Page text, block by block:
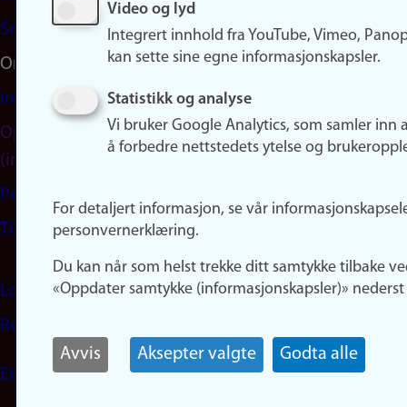
Snapchat
Om nettstedet
Informasjonskapsler
Oppdater samtykke
(informasjonskapsler)
Personvern
Tilgjengelighetserklæring
Logg inn
Rediger din ansattside
English
Video og lyd
Integrert innhold fra YouTube, Vimeo,
kan sette sine egne informasjonskapsler.
Statistikk og analyse
Vi bruker Google Analytics, som samler inn
å forbedre nettstedets ytelse og
For detaljert informasjon, se vår
personvernerklæring.
Du kan når som helst trekke ditt samtykke tilbake
«Oppdater samtykke (informasjonskapsler)» nederst
Avvis Aksepter valgte Godta alle